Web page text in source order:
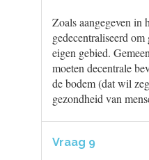
Zoals aangegeven in
gedecentraliseerd
eigen gebied.
moeten decentrale
de bodem (dat wil
gezondheid van
Vraag 9